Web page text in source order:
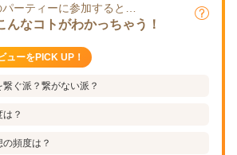
パーティーに参加すると…
んなコトがわかっちゃう！
ューをPICK UP！
ぐ派？繋がない派？
？
頻度は？